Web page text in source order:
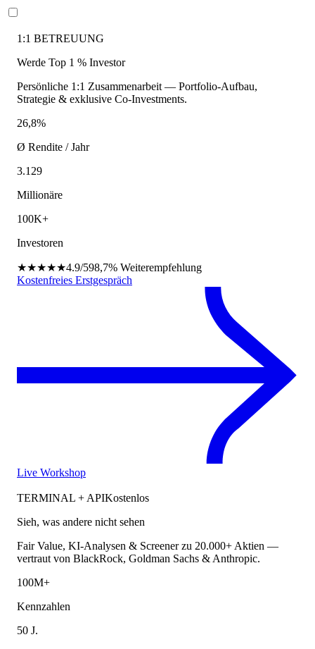
1:1 BETREUUNG
Werde Top 1 % Investor
Persönliche 1:1 Zusammenarbeit — Portfolio-Aufbau,
Strategie & exklusive Co-Investments.
26,8%
Ø Rendite / Jahr
3.129
Millionäre
100K+
Investoren
★★★★★4.9/598,7% Weiterempfehlung
Kostenfreies Erstgespräch
Live Workshop
TERMINAL + APIKostenlos
Sieh, was andere nicht sehen
Fair Value, KI-Analysen & Screener zu 20.000+ Aktien —
vertraut von BlackRock, Goldman Sachs & Anthropic.
100M+
Kennzahlen
50 J.